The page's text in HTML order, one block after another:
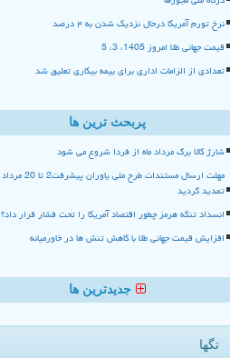
نرخ تورم آمریکا درحال نزدیک شدن به ۴ درصد
قیمت جهانی طلا امروز 1405، 3، 5
تعدادی از الزامات اداری برای بیمه بیکاری تعلیق شد
پربحث ترین ها
شارژ کالا برگ مرداد ماه از فردا شروع می شود
مهلت ارسال مستندات طرح ملی یاوران پیشرفت2 تا 20 مرداد
تمدید گردید
انسداد تنگه هرمز چطور اقتصاد آمریکا را تحت فشار قرار داد؟
افزایش قیمت جهانی طلا با کاهش تنش ها در خاورمیانه
جدیدترین ها
تگها